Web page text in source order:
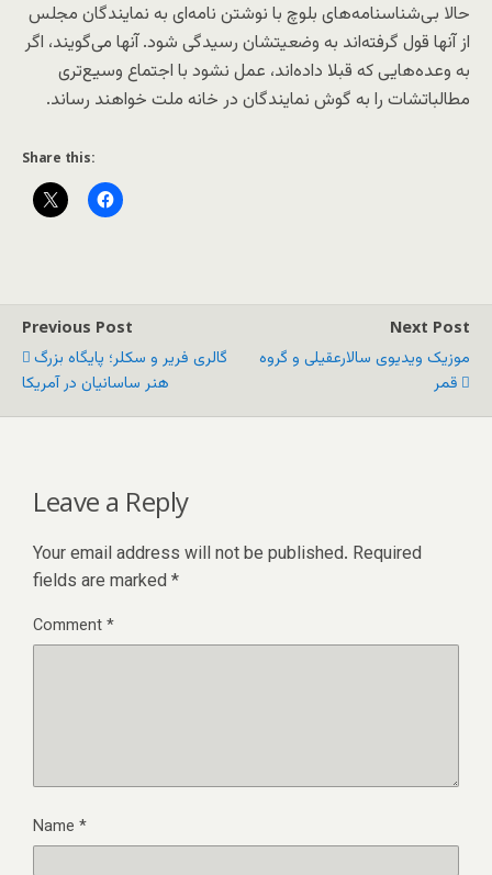
حالا بی‌شناسنامه‌های بلوچ با نوشتن نامه‌ای به نمایندگان مجلس
از آنها قول گرفته‌اند به وضعیتشان رسیدگی شود. آنها می‌گویند، اگر
به وعده‌هایی که قبلا داده‌اند، عمل نشود با اجتماع وسیع‌تری
مطالباتشات را به گوش نمایندگان در خانه ملت خواهند رساند.
Share this:
Previous Post
گالری فریر و سکلر؛ پایگاه بزرگ
هنر ساسانیان در آمریکا
Next Post
موزیک ویدیوی سالارعقیلی و گروه
قمر
Leave a Reply
Your email address will not be published. Required
fields are marked *
Comment*
Name *